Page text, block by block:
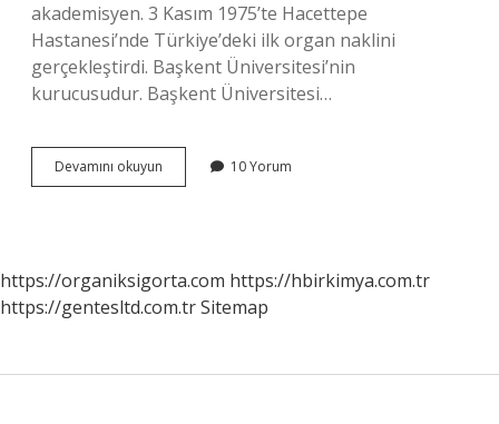
akademisyen. 3 Kasım 1975’te Hacettepe
Hastanesi’nde Türkiye’deki ilk organ naklini
gerçekleştirdi. Başkent Üniversitesi’nin
kurucusudur. Başkent Üniversitesi…
Devamını okuyun Başkent
Üni
10 Yorum
https://organiksigorta.com https://hbirkimya.com.tr
https://gentesltd.com.trSitemap